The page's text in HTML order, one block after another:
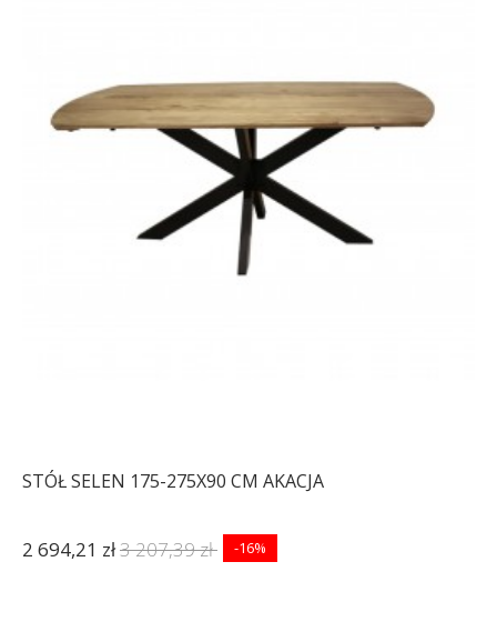
STÓŁ SELEN 175-275X90 CM AKACJA
2 694,21 zł3 207,39 zł -16%